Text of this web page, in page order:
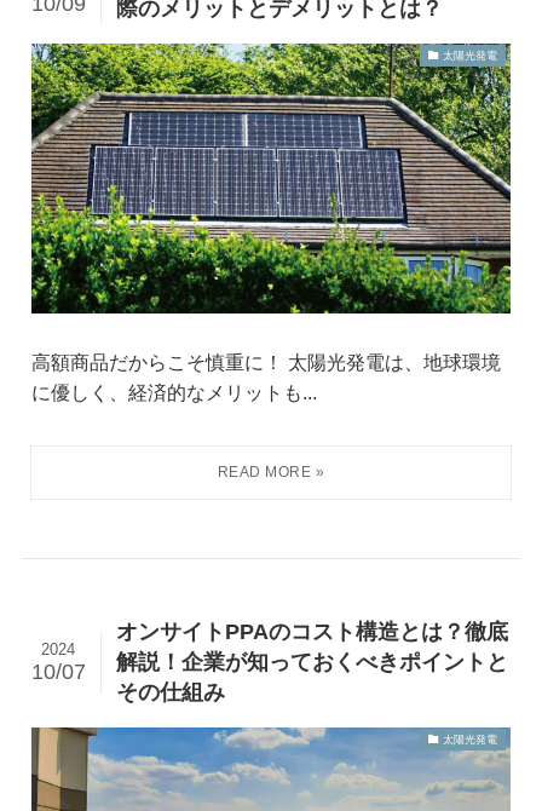
際のメリットとデメリットとは？
太陽光発電
高額商品だからこそ慎重に！ 太陽光発電は、地球環境
に優しく、経済的なメリットも...
オンサイトPPAのコスト構造とは？徹底
解説！企業が知っておくべきポイントと
その仕組み
2024
10/07
太陽光発電